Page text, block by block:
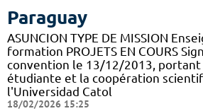
Paraguay
ASUNCION TYPE DE MISSION
formation PROJETS EN COURS
convention le 13/12/2013,
étudiante et la coopération
l'Universidad Catol
18/02/2026 15:25